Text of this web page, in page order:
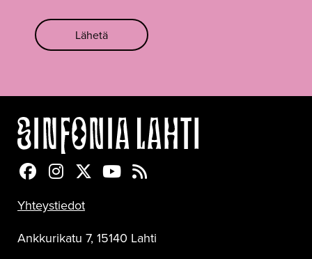
Lähetä
Sinfonia Lahti Facebookissa
Sinfonia Lahti Instagramissa
Sinfonia Lahti Twitterissä
Sinfonia Lahti YouTubessa
Sinfonia Lahti RSS-feed
Yhteystiedot
Ankkurikatu 7, 15140 Lahti